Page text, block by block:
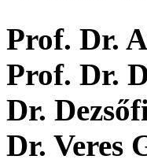
Prof. Dr.
Prof. Dr.
Dr.
Dr. Veres